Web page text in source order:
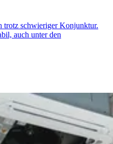
trotz schwieriger Konjunktur.
auch unter den